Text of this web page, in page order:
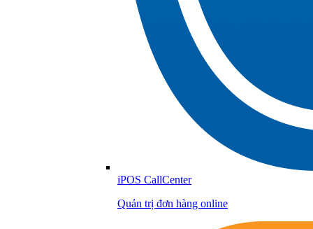
iPOS CallCenter
Quản trị đơn hàng online